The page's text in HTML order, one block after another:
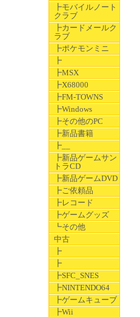
┣モバイルノート
クラブ
┣カードメールク
ラブ
┣ポケモンミニ
┣
┣MSX
┣X68000
┣FM-TOWNS
┣Windows
┣その他のPC
┣新品書籍
┣__
┣新品ゲームサン
トラCD
┣新品ゲームDVD
┣ご依頼品
┣レコード
┣ゲームグッズ
┗その他
中古
┣
┣
┣SFC_SNES
┣NINTENDO64
┣ゲームキューブ
┣Wii